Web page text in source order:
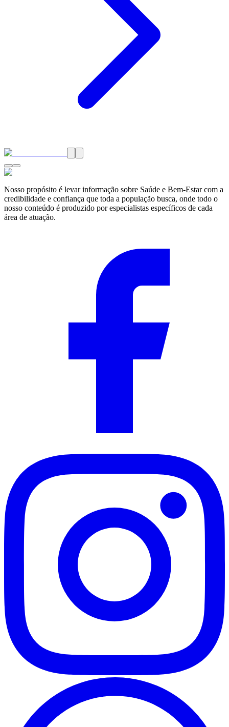
Nosso propósito é levar informação sobre Saúde e Bem-Estar com a
credibilidade e confiança que toda a população busca, onde todo o
nosso conteúdo é produzido por especialistas específicos de cada
área de atuação.